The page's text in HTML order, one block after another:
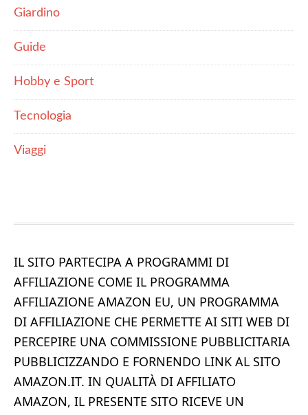
Giardino
Guide
Hobby e Sport
Tecnologia
Viaggi
IL SITO PARTECIPA A PROGRAMMI DI
AFFILIAZIONE COME IL PROGRAMMA
AFFILIAZIONE AMAZON EU, UN PROGRAMMA
DI AFFILIAZIONE CHE PERMETTE AI SITI WEB DI
PERCEPIRE UNA COMMISSIONE PUBBLICITARIA
PUBBLICIZZANDO E FORNENDO LINK AL SITO
AMAZON.IT. IN QUALITÀ DI AFFILIATO
AMAZON, IL PRESENTE SITO RICEVE UN